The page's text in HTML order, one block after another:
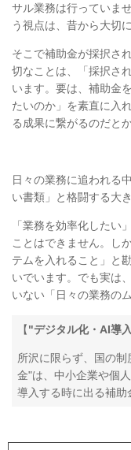
サル業務は行っていま
う視点は、昔から大切
そこで補助金が採択さ
切なことは、「採択さ
います。要は、補助金
たいのか」を素直に入
る成果に繋がるのだとか
日々の業務に追われる
い書類」と格闘する大
「業務を効率化したい
ことはできません。し
テムを入れること」と
いでいます。でも実は
いない「日々の業務の
【"デジタル化・AI導
所沢に限らず、国の
金"は、中小企業や個
導入する時に出る補助